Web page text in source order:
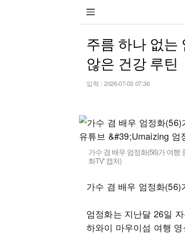
주름 하나 없는
않은 건강 루틴
입력 : 2026-07-03 07:36
가수 겸 배우 엄정화(56)가 여행
화TV' 캡처)
가수 겸 배우 엄정화
엄정화는 지난달 26일
하와이 마우이섬 여행